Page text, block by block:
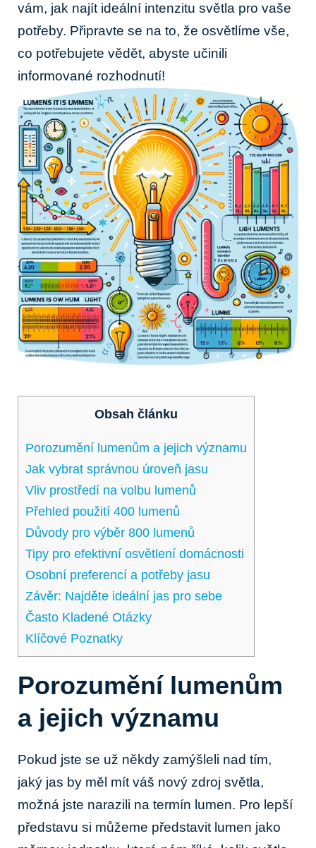
vám, ⁤jak najít​ ideální intenzitu⁢ světla pro⁤ vaše
potřeby. Připravte se na to, že osvětlíme‌ vše,
co potřebujete vědět, abyste učinili
informované rozhodnutí!
Obsah článku
Porozumění lumenům a⁤ jejich významu
Jak vybrat správnou úroveň‍ jasu
Vliv prostředí na volbu‍ lumenů
Přehled ​použití 400 lumenů
Důvody pro ‌výběr 800 lumenů
Tipy pro efektivní osvětlení domácnosti
Osobní preferencí a potřeby jasu
Závěr: Najděte ideální jas pro sebe
Často Kladené Otázky
Klíčové​ Poznatky
Porozumění lumenům
a⁤ jejich významu
Pokud jste se už⁤ někdy zamýšleli nad tím,
jaký ⁤jas by⁤ měl⁢ mít váš⁤ nový zdroj⁢ světla,
možná jste narazili na⁣ termín lumen. Pro lepší
představu⁣ si⁣ můžeme představit lumen ‍jako